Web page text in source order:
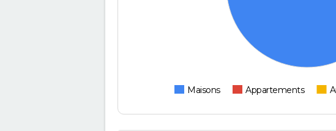
Maisons Appartements